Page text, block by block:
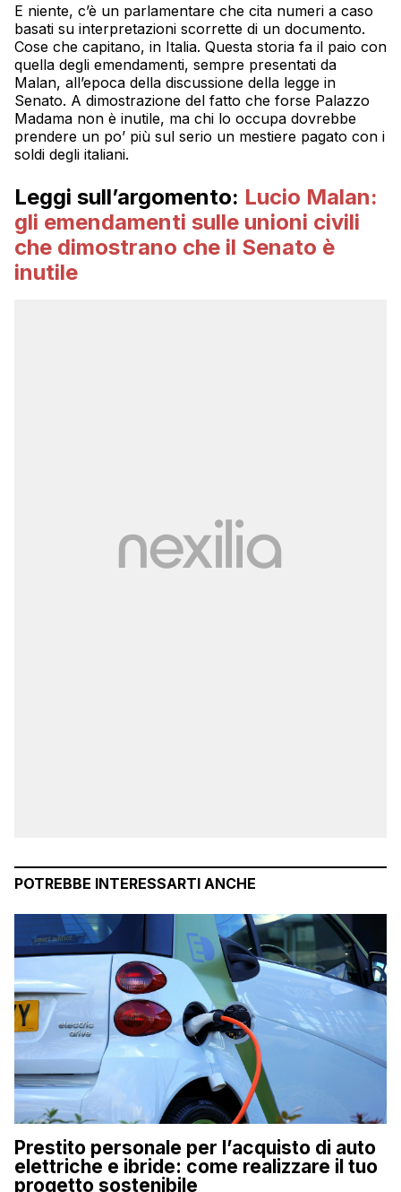
E niente, c’è un parlamentare che cita numeri a caso
basati su interpretazioni scorrette di un documento.
Cose che capitano, in Italia. Questa storia fa il paio con
quella degli emendamenti, sempre presentati da
Malan, all’epoca della discussione della legge in
Senato. A dimostrazione del fatto che forse Palazzo
Madama non è inutile, ma chi lo occupa dovrebbe
prendere un po’ più sul serio un mestiere pagato con i
soldi degli italiani.
Leggi sull’argomento: Lucio Malan:
gli emendamenti sulle unioni civili
che dimostrano che il Senato è
inutile
POTREBBE INTERESSARTI ANCHE
Prestito personale per l’acquisto di auto
elettriche e ibride: come realizzare il tuo
progetto sostenibile